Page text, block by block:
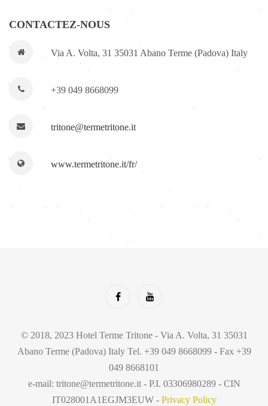
CONTACTEZ-NOUS
Via A. Volta, 31 35031 Abano Terme (Padova) Italy
+39 049 8668099
tritone@termetritone.it
www.termetritone.it/fr/
© 2018, 2023 Hotel Terme Tritone - Via A. Volta, 31 35031
Abano Terme (Padova) Italy Tel. +39 049 8668099 - Fax +39
049 8668101
e-mail: tritone@termetritone.it - P.I. 03306980289 - CIN
IT028001A1EGJM3EUW - Privacy Policy